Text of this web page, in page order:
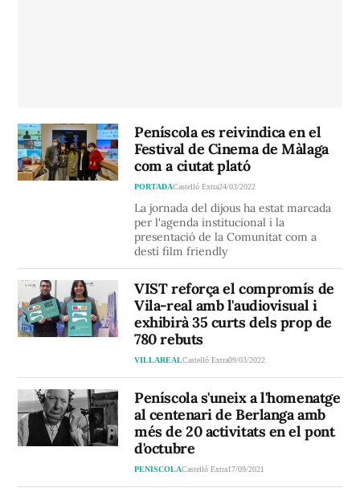
Peníscola es reivindica en el
Festival de Cinema de Màlaga
com a ciutat plató
PORTADACastelló Extra24/03/2022
La jornada del dijous ha estat marcada
per l'agenda institucional i la
presentació de la Comunitat com a
destí film friendly
VIST reforça el compromís de
Vila-real amb l'audiovisual i
exhibirà 35 curts dels prop de
780 rebuts
VILLAREALCastelló Extra09/03/2022
Peníscola s'uneix a l'homenatge
al centenari de Berlanga amb
més de 20 activitats en el pont
d'octubre
PENISCOLACastelló Extra17/09/2021